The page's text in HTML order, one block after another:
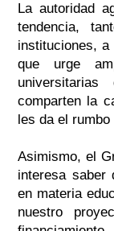
La autoridad
tendencia,
instituciones,
que urge
comparten la
les da el
Asimismo, el
interesa saber
en materia
nuestro